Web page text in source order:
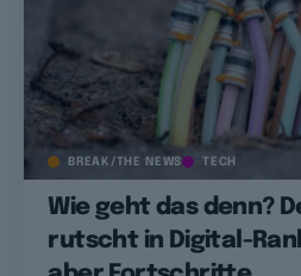
BREAK/THE NEWS TECH
Wie geht das denn?
rutscht in Digital-